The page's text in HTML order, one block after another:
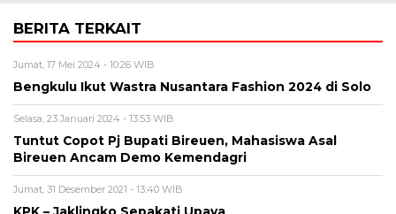
BERITA TERKAIT
Jumat, 17 Mei 2024 - 10:26 WIB
Bengkulu Ikut Wastra Nusantara Fashion 2024 di Solo
Selasa, 23 Januari 2024 - 13:53 WIB
Tuntut Copot Pj Bupati Bireuen, Mahasiswa Asal
Bireuen Ancam Demo Kemendagri
Jumat, 31 Desember 2021 - 13:40 WIB